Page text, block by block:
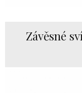
Závěsné